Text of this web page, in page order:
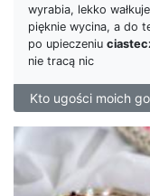
wyrabia, lekko
pięknie wycina, a do
po upieczeniu
nie tracą nic
Kto ugości moich